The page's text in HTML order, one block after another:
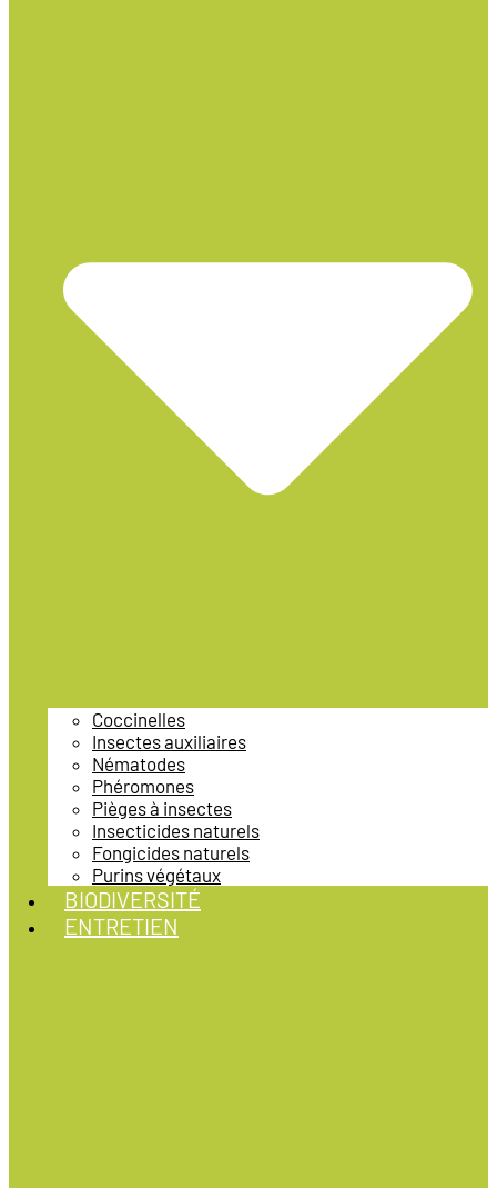
Coccinelles
Insectes auxiliaires
Nématodes
Phéromones
Pièges à insectes
Insecticides naturels
Fongicides naturels
Purins végétaux
BIODIVERSITÉ
ENTRETIEN